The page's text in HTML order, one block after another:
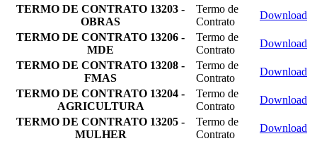
TERMO DE CONTRATO 13203 -
OBRAS
Termo de
Contrato
Download
TERMO DE CONTRATO 13206 -
MDE
Termo de
Contrato
Download
TERMO DE CONTRATO 13208 -
FMAS
Termo de
Contrato
Download
TERMO DE CONTRATO 13204 -
AGRICULTURA
Termo de
Contrato
Download
TERMO DE CONTRATO 13205 -
MULHER
Termo de
Contrato
Download